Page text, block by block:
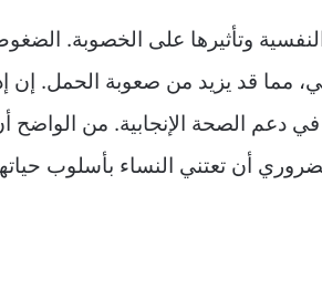
وتأثيرها على الخصوبة.
مما قد يزيد من صعوبة الحمل. إن
دعم الصحة الإنجابية. من الواضح
أن تعتني النساء بأسلوب